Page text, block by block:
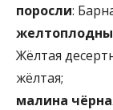
поросли:
Жёлтая
жёлтая;
малина